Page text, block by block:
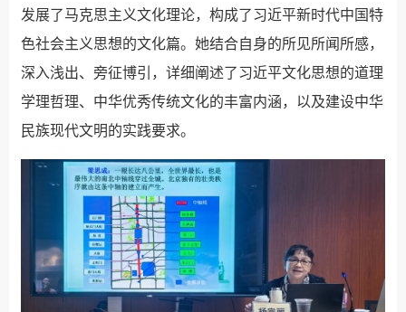
发展了马克思主义文化理论，构成了习近平新时代中国特
色社会主义思想的文化篇。她结合自身的所见所闻所感，
深入浅出、旁征博引，详细阐述了习近平文化思想的道理
学理哲理、中华优秀传统文化的丰富内涵，以及建设中华
民族现代文明的实践要求。